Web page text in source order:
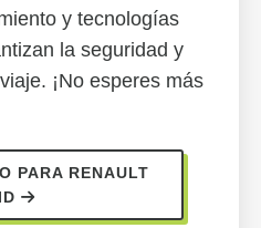
y tecnologías
la seguridad y
¡No esperes más
PARA RENAULT